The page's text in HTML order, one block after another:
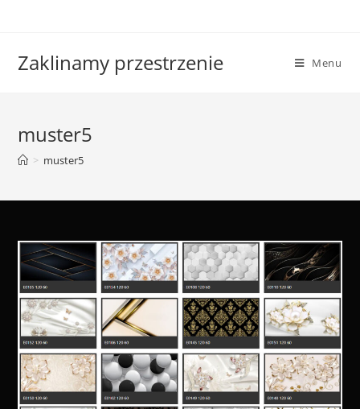
Zaklinamy przestrzenie Menu
muster5
> muster5